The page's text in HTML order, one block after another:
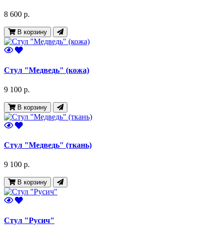
8 600 р.
В корзину
Стул "Медведь" (кожа)
9 100 р.
В корзину
Стул "Медведь" (ткань)
9 100 р.
В корзину
Стул "Русич"